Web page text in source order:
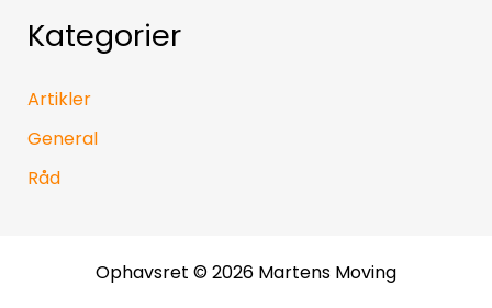
Kategorier
Artikler
General
Råd
Ophavsret © 2026 Martens Moving